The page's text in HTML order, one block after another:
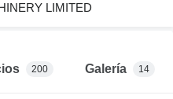
200 Galería 14